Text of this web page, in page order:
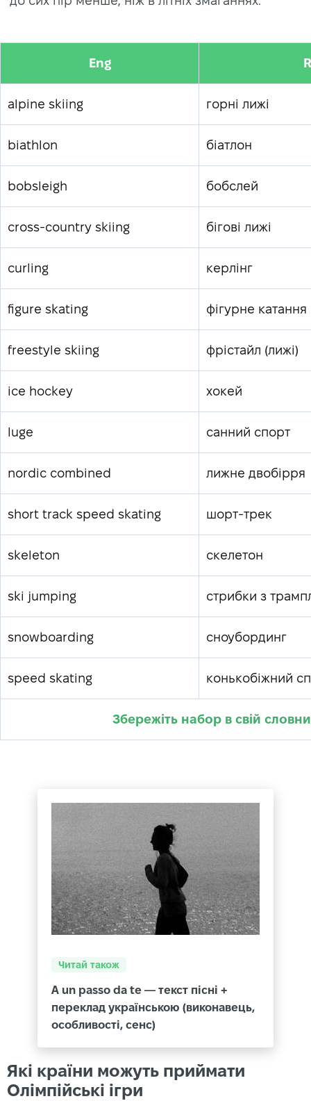
Eng
alpine skiing горні лижі
biathlon біатлон
bobsleigh бобслей
cross-country skiing бігові лижі
curling керлінг
figure skating фігурне катання
freestyle skiing фрістайл (лижі)
ice hockey хокей
luge санний спорт
nordic combined лижне двобірря
short track speed skating шорт-трек
skeleton скелетон
ski jumping стрибки з
snowboarding сноубординг
speed skating конькобіжний
Збережіть набор в свій
Читай також
A un passo da te — текст пісні +
переклад українською (виконавець,
особливості, сенс)
Які країни можуть приймати
Олімпійські ігри